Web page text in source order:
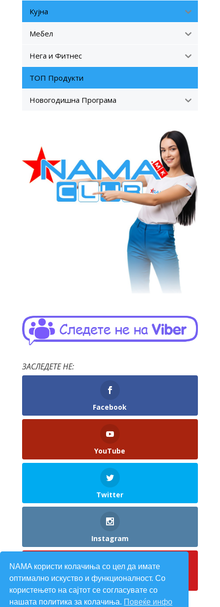
Кујна
Мебел
Нега и Фитнес
ТОП Продукти
Новогодишна Програма
ЗАСЛЕДЕТЕ НЕ:
Facebook
YouTube
Twitter
Instagram
Pinterest
NAMA користи колачиња со цел да имате
оптимално искуство и функционалност. Со
користењето на сајтот се согласувате со
нашата политика за колачиња. Повеќе инфо